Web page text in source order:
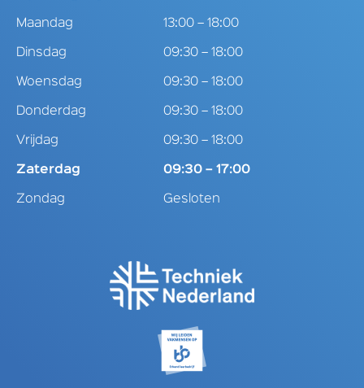
Maandag 13:00 – 18:00
Dinsdag 09:30 – 18:00
Woensdag 09:30 – 18:00
Donderdag 09:30 – 18:00
Vrijdag 09:30 – 18:00
Zaterdag 09:30 – 17:00
Zondag Gesloten